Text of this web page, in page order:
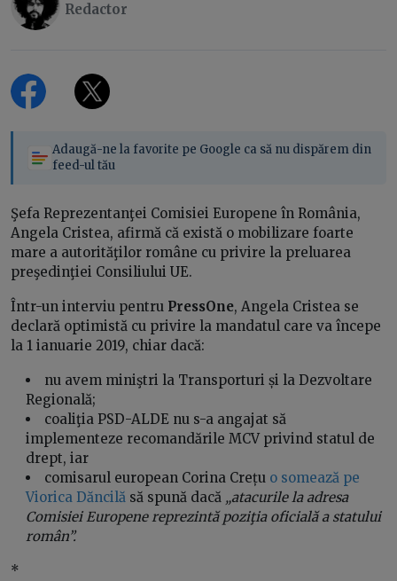
Redactor
Adaugă-ne la favorite pe Google ca să nu dispărem din
feed-ul tău
Şefa Reprezentanţei Comisiei Europene în România,
Angela Cristea, afirmă că există o mobilizare foarte
mare a autorităţilor române cu privire la preluarea
preşedinţiei Consiliului UE.
Într-un interviu pentru PressOne, Angela Cristea se
declară optimistă cu privire la mandatul care va începe
la 1 ianuarie 2019, chiar dacă:
nu avem miniştri la Transporturi și la Dezvoltare
Regională;
coaliţia PSD-ALDE nu s-a angajat să
implementeze recomandările MCV privind statul de
drept, iar
comisarul european Corina Crețu o somează pe
Viorica Dăncilă să spună dacă „atacurile la adresa
Comisiei Europene reprezintă poziţia oficială a statului
român”.
*